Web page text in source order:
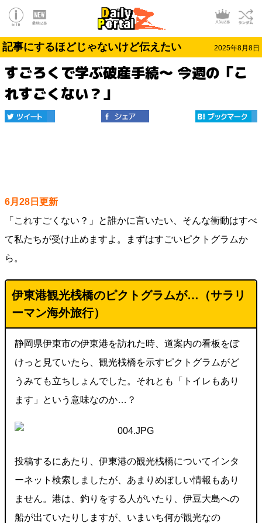
記事にするほどじゃないけど伝えたい 2025年8月8日
すごろくで学ぶ破産手続～ 今週の「こ
れすごくない？」
6月28日更新
「これすごくない？」と誰かに言いたい、そんな衝動はすべ
て私たちが受け止めますよ。まずはすごいピクトグラムか
ら。
伊東港観光桟橋のピクトグラムが…（サラリ
ーマン海外旅行）
静岡県伊東市の伊東港を訪れた時、道案内の看板をぼ
けっと見ていたら、観光桟橋を示すピクトグラムがど
うみても立ちしょんでした。それとも「トイレもあり
ます」という意味なのか…？
投稿するにあたり、伊東港の観光桟橋についてインタ
ーネット検索しましたが、あまりめぼしい情報もあり
ません。港は、釣りをする人がいたり、伊豆大島への
船が出ていたりしますが、いまいち何が観光なの